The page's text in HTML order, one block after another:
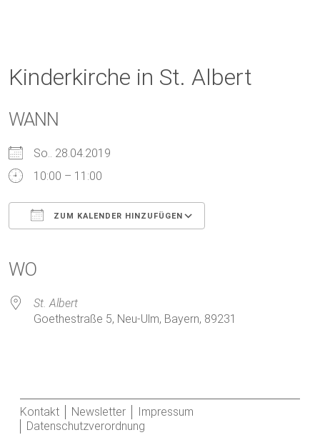
Kinderkirche in St. Albert
WANN
So.. 28.04.2019
10:00 – 11:00
ZUM KALENDER HINZUFÜGEN
WO
St. Albert
Goethestraße 5, Neu-Ulm, Bayern, 89231
Kontakt Newsletter
Impressum
Datenschutzverordnung